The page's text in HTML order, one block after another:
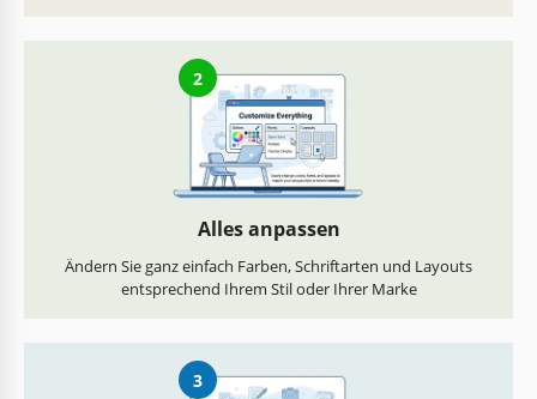
2
Alles anpassen
Ändern Sie ganz einfach Farben, Schriftarten und Layouts
entsprechend Ihrem Stil oder Ihrer Marke
3